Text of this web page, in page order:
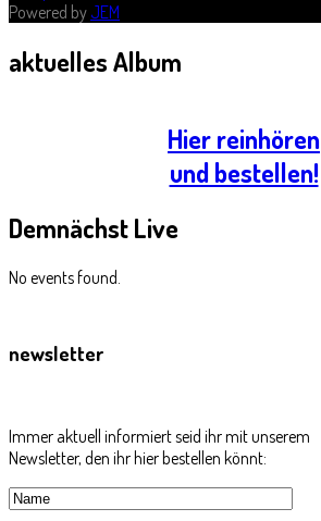
Powered by JEM
aktuellesAlbum
Hier reinhören
und bestellen!
DemnächstLive
No events found.
newsletter
Immer aktuell informiert seid ihr mit unserem
Newsletter, den ihr hier bestellen könnt: